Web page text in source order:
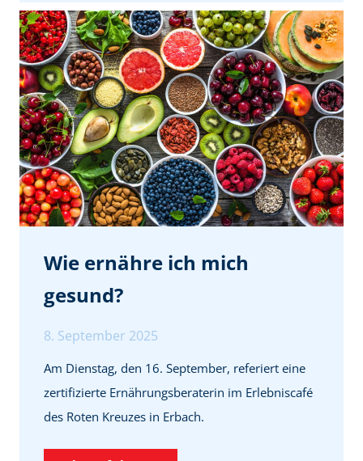
n
L
e
b
e
n
s
l
a
e
t
z
i
g
e
L
e
s
u
n
g
i
e
f
g
Wie ernähre ich mich
gesund?
8. September 2025
Am Dienstag, den 16. September, referiert eine
zertifizierte Ernährungsberaterin im Erlebniscafé
des Roten Kreuzes in Erbach.